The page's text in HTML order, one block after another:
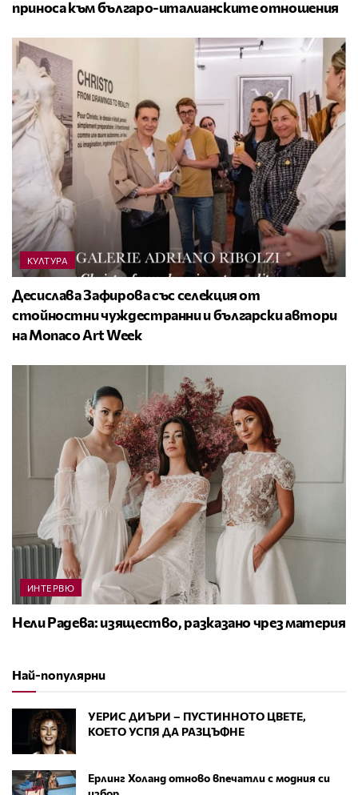
приноса към българо-италианските отношения
КУЛТУРА
Десислава Зафирова със селекция от
стойностни чуждестранни и български автори
на Monaco Art Week
ИНТЕРВЮ
Нели Радева: изящество, разказано чрез материя
Най-популярни
УЕРИС ДИЪРИ – ПУСТИННОТО ЦВЕТЕ,
КОЕТО УСПЯ ДА РАЗЦЪФНЕ
Ерлинг Холанд отново впечатли с модния си